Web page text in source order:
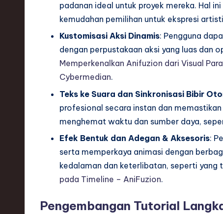
padanan ideal untuk proyek mereka. Hal
kemudahan pemilihan untuk ekspresi
Kustomisasi Aksi Dinamis: Pengguna
dengan perpustakaan aksi yang luas dan
Memperkenalkan Anifuzion dari Visual
Cybermedian.
Teks ke Suara dan Sinkronisasi Bibir
profesional secara instan dan
menghemat waktu dan sumber daya,
Efek Bentuk dan Adegan & Aksesoris:
serta memperkaya animasi dengan
kedalaman dan keterlibatan, seperti
pada Timeline – AniFuzion.
Pengembangan Tutorial